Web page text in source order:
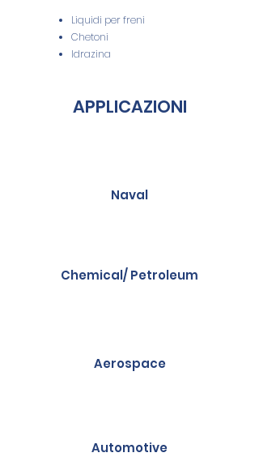
Liquidi per freni
Chetoni
Idrazina
APPLICAZIONI
Naval
Chemical/ Petroleum
Aerospace
Automotive